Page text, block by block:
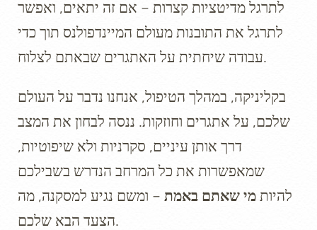
לתרגל מדיטציות קצרות – אם זה יתאים, ואפשר
לתרגל את התובנות מעולם המיינדפולנס תוך כדי
עבודה שיחתית על האתגרים שבאתם לצלוח.
בקליניקה, במהלך הטיפול, אנחנו נדבר על העולם
שלכם, על אתגרים וחוזקות. ננסה לבחון את המצב
דרך אותן עיניים, סקרניות ולא שיפוטיות,
שמאפשרות את כל המרחב הנדרש בשבילכם
להיות מי שאתם באמת – ומשם נגיע למסקנה, מה
הצעד הבא שלכם.